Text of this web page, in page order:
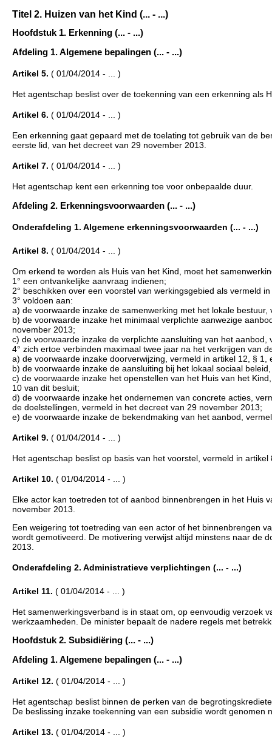
Titel 2. Huizen van het Kind (... - ...)
Hoofdstuk 1. Erkenning (... - ...)
Afdeling 1. Algemene bepalingen (... - ...)
Artikel 5. ( 01/04/2014 - ... )
Het agentschap beslist over de toekenning van een erkenning als
Artikel 6. ( 01/04/2014 - ... )
Een erkenning gaat gepaard met de toelating tot gebruik van de
eerste lid, van het decreet van 29 november 2013.
Artikel 7. ( 01/04/2014 - ... )
Het agentschap kent een erkenning toe voor onbepaalde duur.
Afdeling 2. Erkenningsvoorwaarden (... - ...)
Onderafdeling 1. Algemene erkenningsvoorwaarden (... - ...)
Artikel 8. ( 01/04/2014 - ... )
Om erkend te worden als Huis van het Kind, moet het
1° een ontvankelijke aanvraag indienen;
2° beschikken over een voorstel van werkingsgebied als vermeld
3° voldoen aan:
a) de voorwaarde inzake de samenwerking met het lokale
b) de voorwaarde inzake het minimaal verplichte aanwezige
november 2013;
c) de voorwaarde inzake de verplichte aansluiting van het
4° zich ertoe verbinden maximaal twee jaar na het verkrijgen van
a) de voorwaarde inzake doorverwijzing, vermeld in artikel 12, §
b) de voorwaarde inzake de aansluiting bij het lokaal sociaal
c) de voorwaarde inzake het openstellen van het Huis van het
10 van dit besluit;
d) de voorwaarde inzake het ondernemen van concrete acties,
de doelstellingen, vermeld in het decreet van 29 november 2013;
e) de voorwaarde inzake de bekendmaking van het aanbod,
Artikel 9. ( 01/04/2014 - ... )
Het agentschap beslist op basis van het voorstel, vermeld in
Artikel 10. ( 01/04/2014 - ... )
Elke actor kan toetreden tot of aanbod binnenbrengen in het Huis
november 2013.
Een weigering tot toetreding van een actor of het binnenbrengen
wordt gemotiveerd. De motivering verwijst altijd minstens naar de
2013.
Onderafdeling 2. Administratieve verplichtingen (... - ...)
Artikel 11. ( 01/04/2014 - ... )
Het samenwerkingsverband is in staat om, op eenvoudig verzoek
werkzaamheden. De minister bepaalt de nadere regels met
Hoofdstuk 2. Subsidiëring (... - ...)
Afdeling 1. Algemene bepalingen (... - ...)
Artikel 12. ( 01/04/2014 - ... )
Het agentschap beslist binnen de perken van de
De beslissing inzake toekenning van een subsidie wordt
Artikel 13. ( 01/04/2014 - ... )